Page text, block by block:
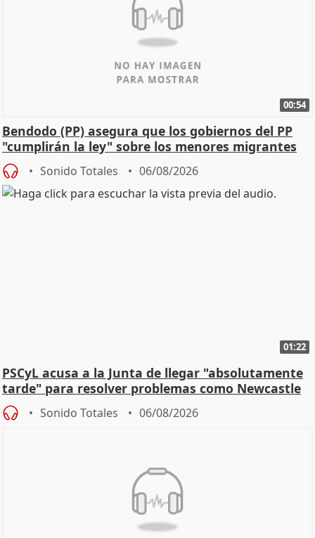
00:54
Bendodo (PP) asegura que los gobiernos del PP
"cumplirán la ley" sobre los menores migrantes
Sonido Totales 06/08/2026
01:22
PSCyL acusa a la Junta de llegar "absolutamente
tarde" para resolver problemas como Newcastle
Sonido Totales 06/08/2026